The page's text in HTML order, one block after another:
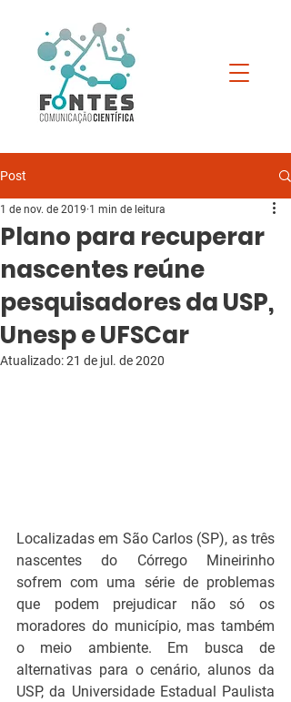
Post
Plano para recuperar
nascentes reúne
pesquisadores da USP,
Unesp e UFSCar
1 de nov. de 2019 1 min de leitura
Atualizado:21 de jul. de 2020
Localizadas em São Carlos (SP), as três
nascentes do Córrego Mineirinho
sofrem com uma série de problemas
que podem prejudicar não só os
moradores do município, mas também
o meio ambiente. Em busca de
alternativas para o cenário, alunos da
USP, da Universidade Estadual Paulista